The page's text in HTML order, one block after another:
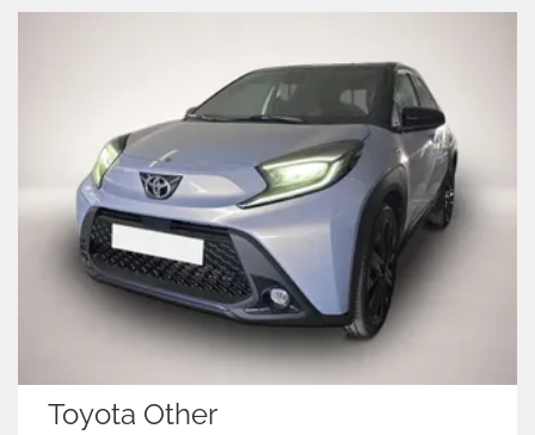
Toyota Other